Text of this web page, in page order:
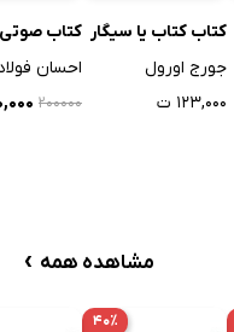
کتاب کتاب یا سیگار
جورج اورول
۱۲۳,۰۰۰ ت
کتاب
احسان
۲۰۰۰۰۰
مشاهده همه ›
۴۰٪